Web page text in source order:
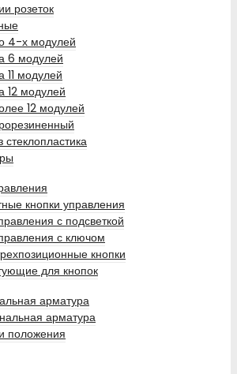
розеток
4-х модулей
6 модулей
11 модулей
12 модулей
12 модулей
стеклопластика
кнопки управления
с подсветкой
с ключом
кнопки
для кнопок
арматура
арматура
положения